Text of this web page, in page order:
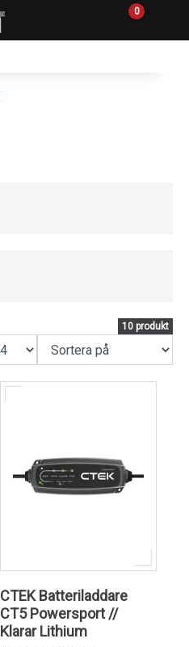
0
Kundservice
10 produkt
CTEK Batteriladdare
CT5 Powersport //
Klarar Lithium